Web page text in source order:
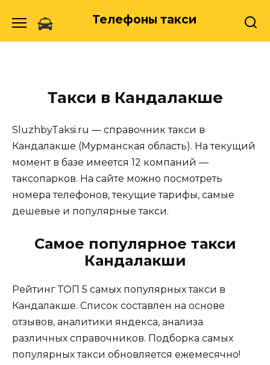
Телефоны такси
Такси в Кандалакше
SluzhbyTaksi.ru — справочник такси в
Кандалакше (Мурманская область). На текущий
момент в базе имеется 12 компаний —
таксопарков. На сайте можно посмотреть
номера телефонов, текущие тарифы, самые
дешевые и популярные такси.
Самое популярное такси
Кандалакши
Рейтинг ТОП 5 самых популярных такси в
Кандалакше. Список составлен на основе
отзывов, аналитики яндекса, анализа
различных справочников. Подборка самых
популярных такси обновляется ежемесячно!